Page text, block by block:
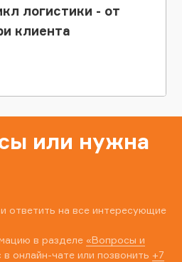
логистики - от
клиента
или нужна
ответить на все интересующие
в разделе «Вопросы и
онлайн-чате или позвонить +7